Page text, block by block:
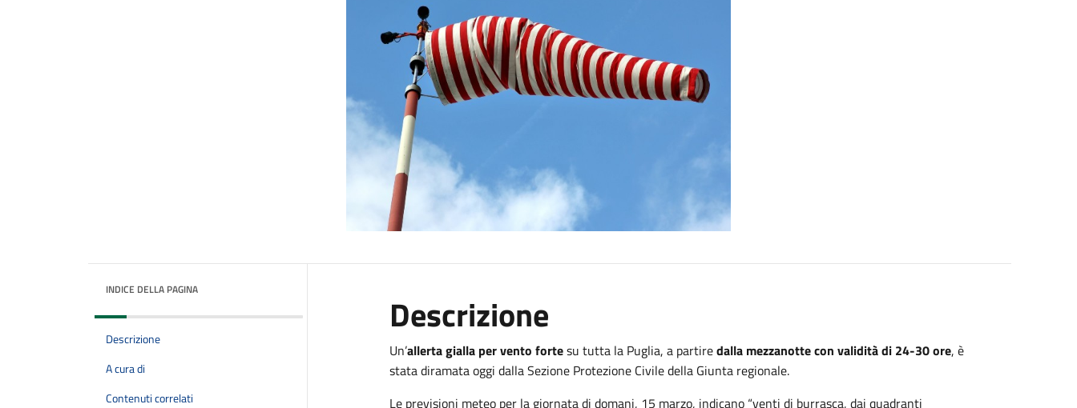
INDICE DELLA PAGINA
Descrizione
A cura di
Contenuti correlati
Descrizione
Un’allerta gialla per vento fortesu tutta la Puglia, a partiredalla mezzanotte con validità di 24-30 ore, è
stata diramata oggi dalla Sezione Protezione Civile della Giunta regionale.
Le previsioni meteo per la giornata di domani, 15 marzo, indicano “venti di burrasca, dai quadranti